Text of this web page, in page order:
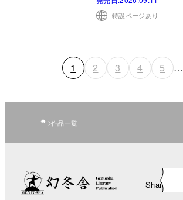
特設ページあり
1 2 3 4 5 …
作品一覧
Share